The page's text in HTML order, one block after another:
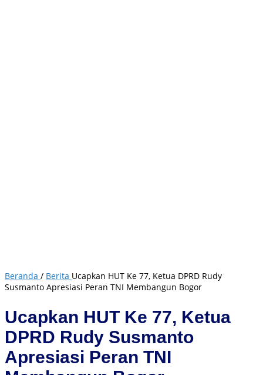
Beranda / Berita Ucapkan HUT Ke 77, Ketua DPRD Rudy
Susmanto Apresiasi Peran TNI Membangun Bogor
Ucapkan HUT Ke 77, Ketua
DPRD Rudy Susmanto
Apresiasi Peran TNI